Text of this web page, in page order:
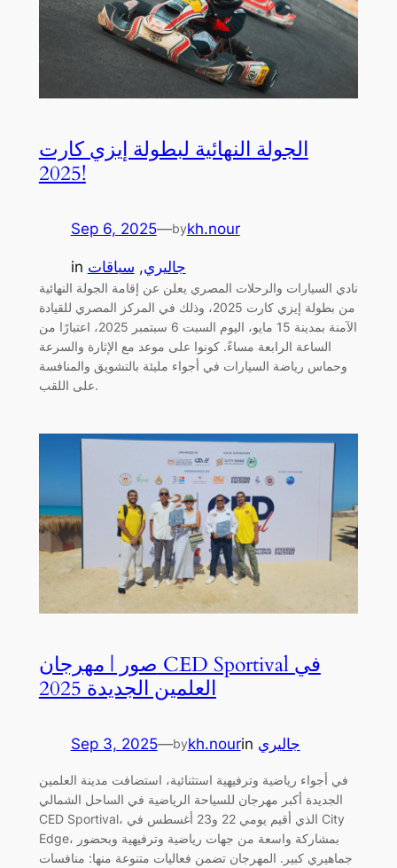
الجولة النهائية لبطولة إيزي كارت
2025!
Sep 6, 2025—bykh.nour
in جاليري, سباقات
نادي السيارات والرحلات المصري يعلن عن إقامة الجولة النهائية
من بطولة إيزي كارت 2025، وذلك في المركز المصري للقيادة
الآمنة بمدينة 15 مايو، اليوم السبت 6 سبتمبر 2025، اعتبارًا من
الساعة الرابعة مساءً. كونوا على موعد مع الإثارة والسرعة
وحماس رياضة السيارات في أجواء مليئة بالتشويق والمنافسة
على اللقب.
صور | مهرجان CED Sportival في
العلمين الجديدة 2025
Sep 3, 2025—bykh.nourin جاليري
في أجواء رياضية وترفيهية استثنائية، استضافت مدينة العلمين
الجديدة أكبر مهرجان للسياحة الرياضية في الساحل الشمالي
CED Sportival، الذي أقيم يومي 22 و23 أغسطس في City
Edge، بمشاركة واسعة من جهات رياضية وترفيهية وبحضور
جماهيري كبير. المهرجان تضمن فعاليات متنوعة منها: منافسات